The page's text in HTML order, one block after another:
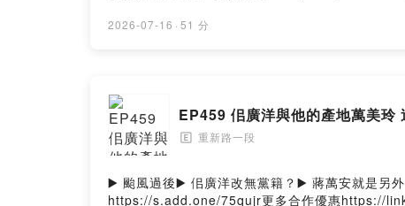
2026-07-16 · 51 分
EP459 佀廣洋與他的產地萬美玲
🄴 重新路一段
▶️ 颱風過後▶️ 佀廣洋改無黨籍？▶️ 蔣萬安就是另
https://s.add.one/75qujr更多合作優惠https://